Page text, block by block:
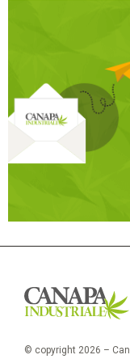
© copyright 2026 –